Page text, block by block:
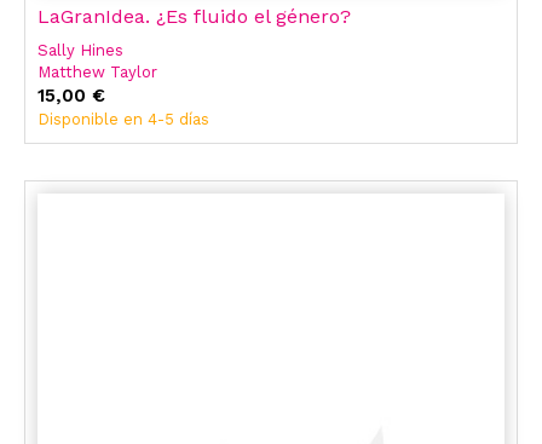
LaGranIdea. ¿Es fluido el género?
Sally Hines
Matthew Taylor
15,00 €
Disponible en 4-5 días